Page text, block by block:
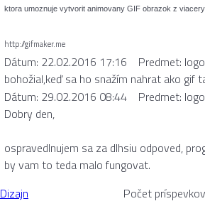
ktora umoznuje vytvorit animovany GIF obrazok z
http://gifmaker.me
Dátum: 22.02.2016 17:16 Predmet:
bohožial,keď sa ho snažím nahrat ako gif
Dátum: 29.02.2016 08:44 Predmet:
Dobry den,
ospravedlnujem sa za dlhsiu odpoved,
by vam to teda malo fungovat.
Dizajn Počet